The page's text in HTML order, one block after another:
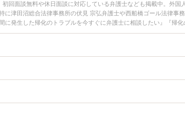
回面談無料や休日面談に対応している弁護士なども掲載中。外国
に津田沼総合法律事務所の伏見 宗弘弁護士や西船橋ゴール法律事
に発生した帰化のトラブルを今すぐに弁護士に相談したい』『帰
護士に相談予約したい』などでお困りの相談者さんにおすすめです